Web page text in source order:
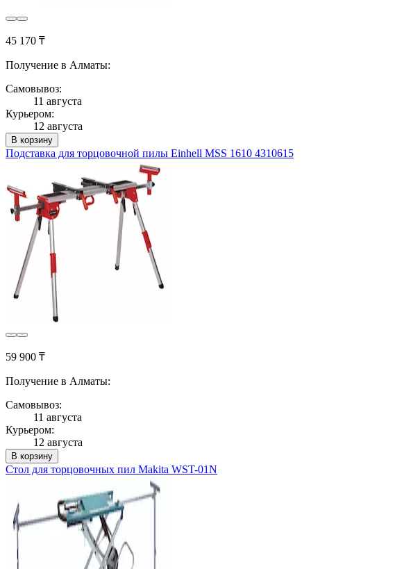
45 170 ₸
Получение в Алматы:
Самовывоз:
11 августа
Курьером:
12 августа
В корзину
Подставка для торцовочной пилы Einhell MSS 1610 4310615
59 900 ₸
Получение в Алматы:
Самовывоз:
11 августа
Курьером:
12 августа
В корзину
Стол для торцовочных пил Makita WST-01N